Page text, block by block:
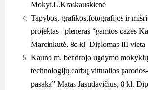
Mokyt.L.Kraskauskienė
Tapybos, grafikos,fotografijos ir
projektas –pleneras “gamtos oazės
Marcinkutė, 8c kl Diplomas III vieta
Kauno m. bendrojo ugdymo
technologijų darbų virtualios
pasaka” Matas Jasudavičius, 8 kl.